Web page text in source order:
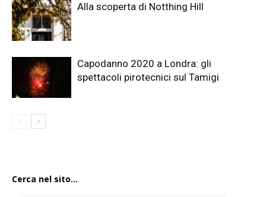
Alla scoperta di Notthing Hill
Capodanno 2020 a Londra: gli
spettacoli pirotecnici sul Tamigi
Cerca nel sito...